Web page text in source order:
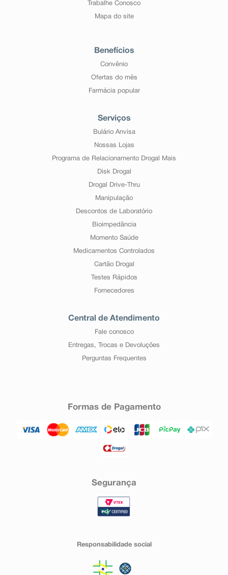
Trabalhe Conosco
Mapa do site
Benefícios
Convênio
Ofertas do mês
Farmácia popular
Serviços
Bulário Anvisa
Nossas Lojas
Programa de Relacionamento Drogal Mais
Disk Drogal
Drogal Drive-Thru
Manipulação
Descontos de Laboratório
Bioimpedância
Momento Saúde
Medicamentos Controlados
Cartão Drogal
Testes Rápidos
Fornecedores
Central de Atendimento
Fale conosco
Entregas, Trocas e Devoluções
Perguntas Frequentes
Formas de Pagamento
Segurança
Responsabilidade social